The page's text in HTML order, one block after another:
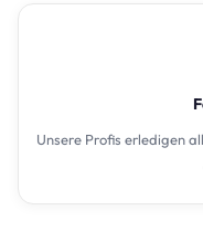
Unsere Profis erledigen